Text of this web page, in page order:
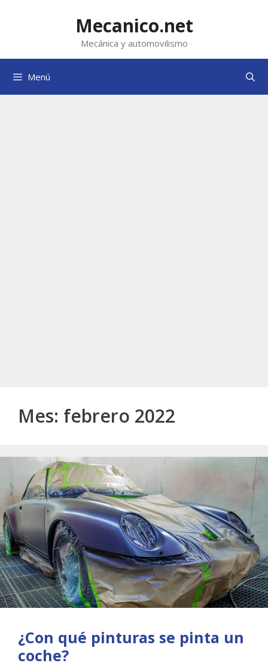
Mecanico.net
Mecánica y automovilismo
Menú
Mes: febrero 2022
¿Con qué pinturas se pinta un
coche?